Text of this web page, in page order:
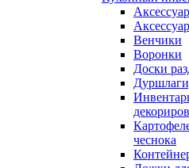
Венчики
Воронки
Доски
чеснока